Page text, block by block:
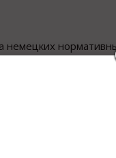
немецких
эти стремянки
все лестницы
в силу своей
большую
вмонтирована в
Дополнительным
ног. Размеры
что такая